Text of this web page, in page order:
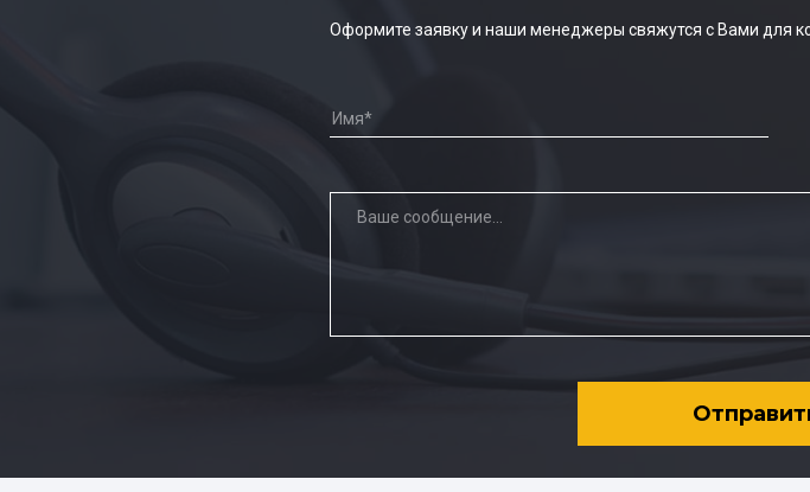
Оформите заявку и наши менеджеры свяжутся с Вами для